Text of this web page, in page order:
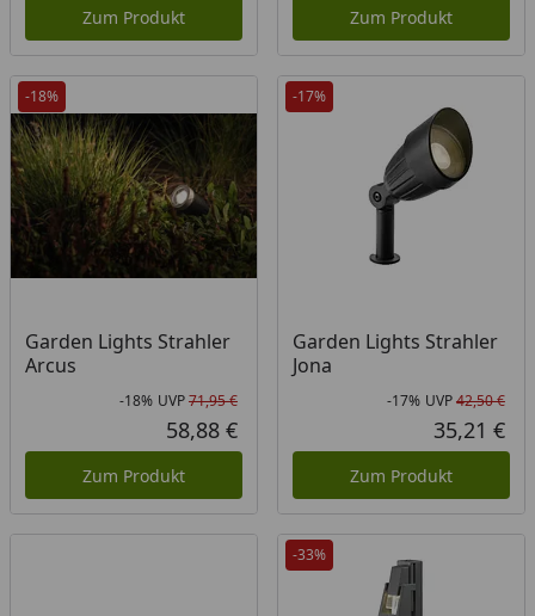
Zum Produkt Zum Produkt
-18%
Garden Lights Strahler
Arcus
Rabatt in Prozent
-18%
Ursprünglicher Preis
UVP71,95 €
Aktueller Preis
58,88 €
Zum Produkt
-17%
Garden Lights Strahler
Jona
-17% UVP42,50 €
35,21 €
Zum Produkt
-33%